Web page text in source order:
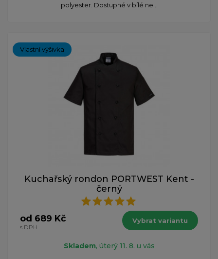
polyester. Dostupné v bílé ne...
Vlastní výšivka
Kuchařský rondon PORTWEST Kent -
černý
od 689 Kč
s DPH
Vybrat variantu
Skladem, úterý 11. 8. u vás